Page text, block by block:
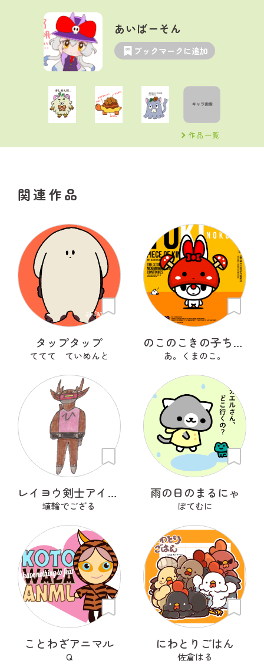
あいばーそん
ブックマークに追加
作品一覧
関連作品
タップタップ
ててて ていめんと
のこのこきの子ちゃん
あ。くまのこ。
レイヨウ剣士アイベクサー
埴輪でござる
雨の日のまるにゃ
ぽてむに
ことわざアニマル
Q
にわとりごはん
佐倉はる